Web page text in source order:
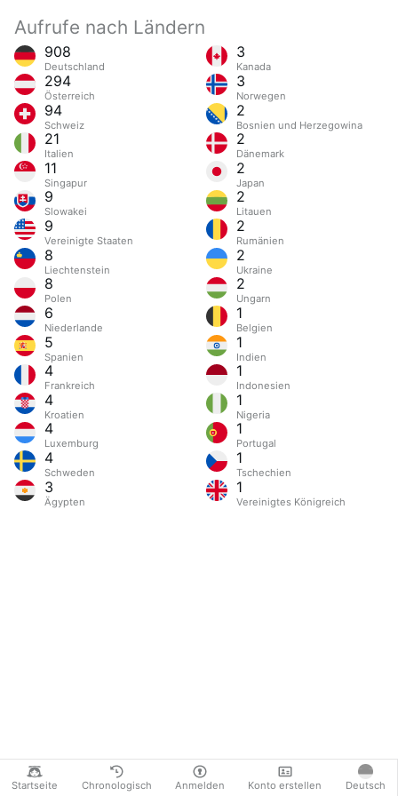
Startseite Chronologisch Anmelden Konto erstellen Deutsch
Aufrufe nach Ländern
908
Deutschland
294
Österreich
94
Schweiz
21
Italien
11
Singapur
9
Slowakei
9
Vereinigte Staaten
8
Liechtenstein
8
Polen
6
Niederlande
5
Spanien
4
Frankreich
4
Kroatien
4
Luxemburg
4
Schweden
3
Ägypten
3
Kanada
3
Norwegen
2
Bosnien und Herzegowina
2
Dänemark
2
Japan
2
Litauen
2
Rumänien
2
Ukraine
2
Ungarn
1
Belgien
1
Indien
1
Indonesien
1
Nigeria
1
Portugal
1
Tschechien
1
Vereinigtes Königreich